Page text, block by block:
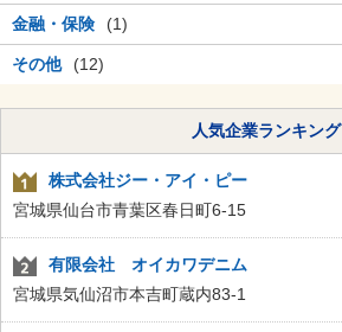
金融・保険 (1)
その他 (12)
人気企業ランキング
株式会社ジー・アイ・ピー
宮城県仙台市青葉区春日町6-15
有限会社 オイカワデニム
宮城県気仙沼市本吉町蔵内83-1